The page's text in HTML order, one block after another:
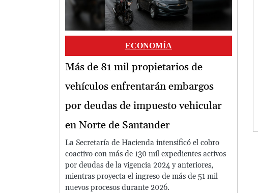
ECONOMÍA
Más de 81 mil propietarios de
vehículos enfrentarán embargos
por deudas de impuesto vehicular
en Norte de Santander
La Secretaría de Hacienda intensificó el cobro
coactivo con más de 130 mil expedientes activos
por deudas de la vigencia 2024 y anteriores,
mientras proyecta el ingreso de más de 51 mil
nuevos procesos durante 2026.